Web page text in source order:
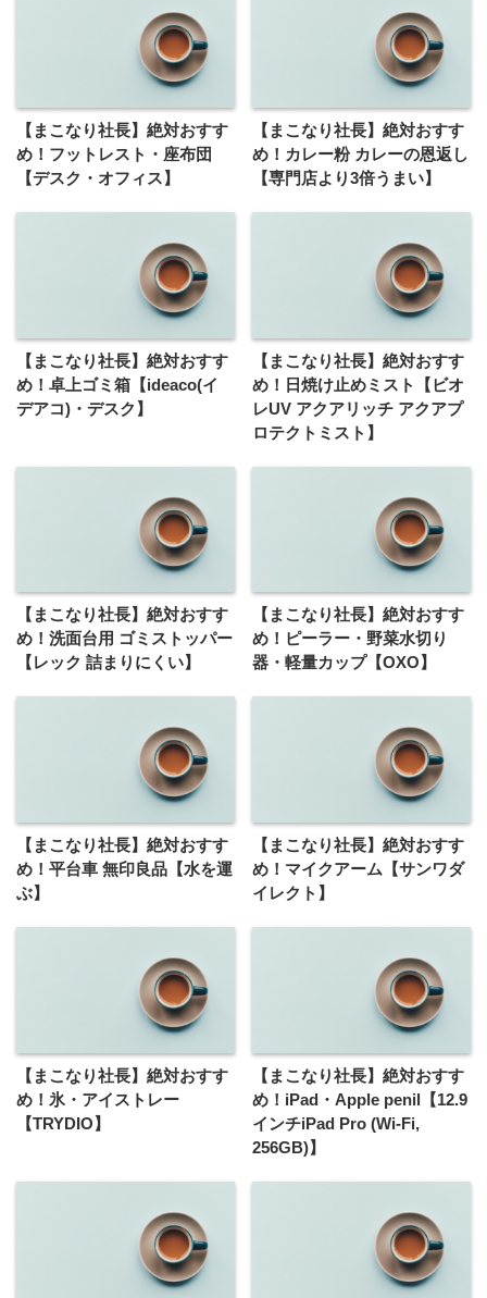
【まこなり社長】絶対おすす
め！フットレスト・座布団
【デスク・オフィス】
【まこなり社長】絶対おすす
め！カレー粉 カレーの恩返し
【専門店より3倍うまい】
【まこなり社長】絶対おすす
め！卓上ゴミ箱【ideaco(イ
デアコ)・デスク】
【まこなり社長】絶対おすす
め！日焼け止めミスト【ビオ
レUV アクアリッチ アクアプ
ロテクトミスト】
【まこなり社長】絶対おすす
め！洗面台用 ゴミストッパー
【レック 詰まりにくい】
【まこなり社長】絶対おすす
め！ピーラー・野菜水切り
器・軽量カップ【OXO】
【まこなり社長】絶対おすす
め！平台車 無印良品【水を運
ぶ】
【まこなり社長】絶対おすす
め！マイクアーム【サンワダ
イレクト】
【まこなり社長】絶対おすす
め！氷・アイストレー
【TRYDIO】
【まこなり社長】絶対おすす
め！iPad・Apple penil【12.9
インチiPad Pro (Wi-Fi,
256GB)】